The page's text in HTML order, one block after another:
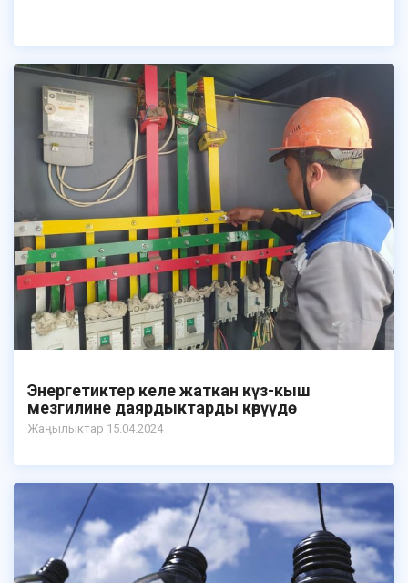
Энергетиктер келе жаткан күз-кыш
мезгилине даярдыктарды көрүүдө
Жаӊылыктар 15.04.2024